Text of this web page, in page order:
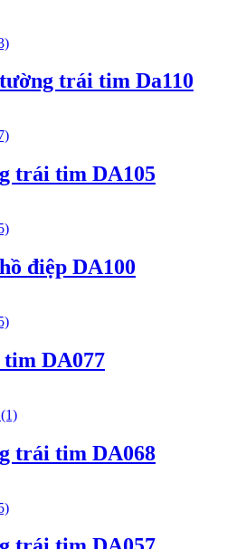
trái tim Da110
trái tim DA105
điệp DA100
DA077
trái tim DA068